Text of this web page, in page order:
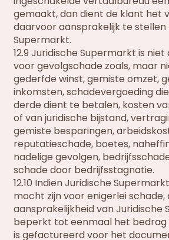
gemaakt, dan dient de klant het
daarvoor aansprakelijk te stellen
Supermarkt.
12.9 Juridische Supermarkt is
voor gevolgschade zoals, maar
gederfde winst, gemiste omzet,
inkomsten, schadevergoeding
derde dient te betalen, kosten
of van juridische bijstand,
gemiste besparingen,
reputatieschade, boetes,
nadelige gevolgen,
schade door bedrijfsstagnatie.
12.10 Indien Juridische
mocht zijn voor enigerlei schade,
aansprakelijkheid van Juridische
beperkt tot eenmaal het bedrag
is gefactureerd voor het